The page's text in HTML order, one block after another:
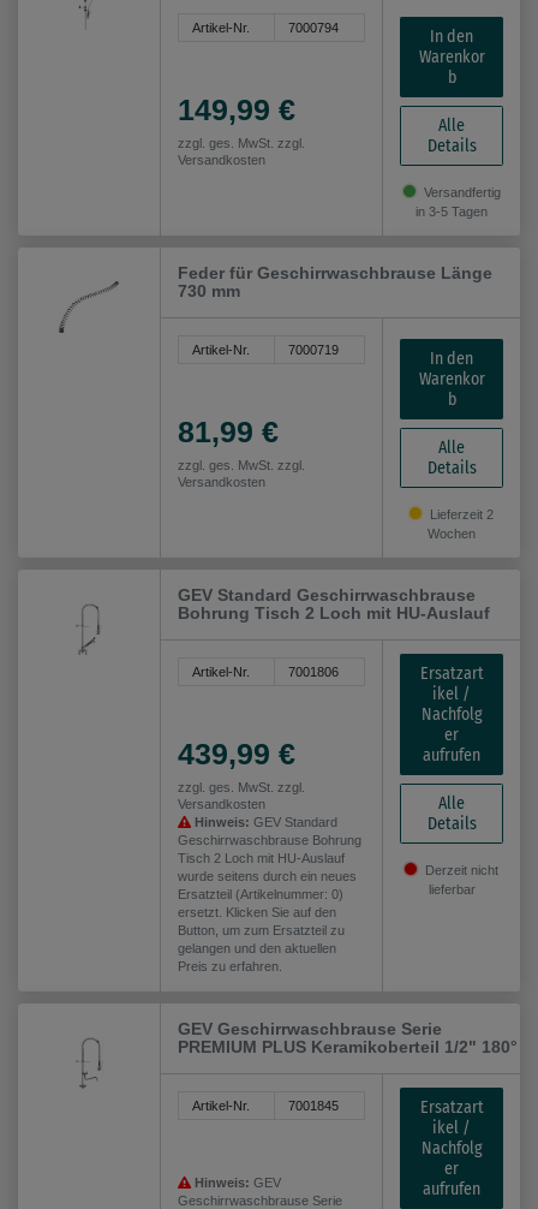
Artikel-Nr. 7000794
149,99 €
zzgl. ges. MwSt. zzgl.
Versandkosten
In den
Warenkor
b
Alle
Details
Versandfertig
in 3-5 Tagen
Feder für Geschirrwaschbrause Länge
730 mm
Artikel-Nr. 7000719
81,99 €
zzgl. ges. MwSt. zzgl.
Versandkosten
In den
Warenkor
b
Alle
Details
Lieferzeit 2
Wochen
GEV Standard Geschirrwaschbrause
Bohrung Tisch 2 Loch mit HU-Auslauf
Artikel-Nr. 7001806
439,99 €
zzgl. ges. MwSt. zzgl.
Versandkosten
Hinweis: GEV Standard
Geschirrwaschbrause Bohrung
Tisch 2 Loch mit HU-Auslauf
wurde seitens durch ein neues
Ersatzteil (Artikelnummer: 0)
ersetzt. Klicken Sie auf den
Button, um zum Ersatzteil zu
gelangen und den aktuellen
Preis zu erfahren.
Ersatzart
ikel /
Nachfolg
er
aufrufen
Alle
Details
Derzeit nicht
lieferbar
GEV Geschirrwaschbrause Serie
PREMIUM PLUS Keramikoberteil 1/2" 180°
Artikel-Nr. 7001845
Hinweis: GEV
Geschirrwaschbrause Serie
Ersatzart
ikel /
Nachfolg
er
aufrufen